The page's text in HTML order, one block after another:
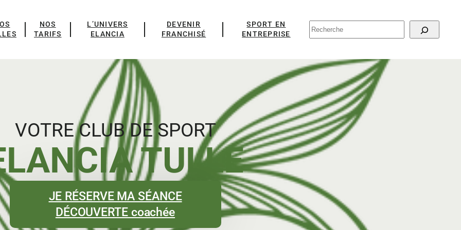
NOS
TARIFS
L’UNIVERS
ELANCIA
DEVENIR
FRANCHISÉ
SPORT EN
ENTREPRISE
VOTRE CLUB DE SPORT
TULLE
JE RÉSERVE MA SÉANCE
DÉCOUVERTE coachée